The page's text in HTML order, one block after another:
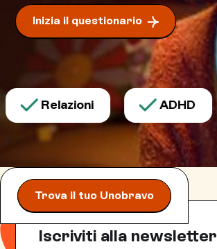
Inizia il questionario
Relazioni ADHD
Trova il tuo Unobravo
Iscriviti alla newsletter